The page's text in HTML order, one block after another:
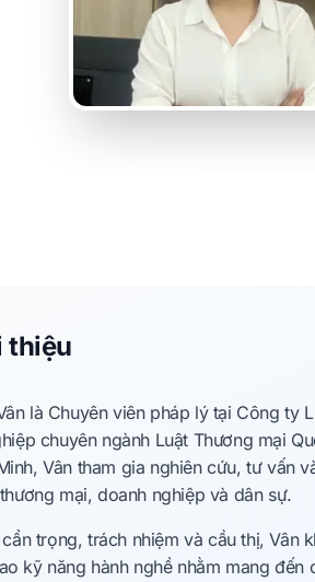
thiệu
là Chuyên viên pháp lý tại Công ty
chuyên ngành Luật Thương mại
Vân tham gia nghiên cứu, tư vấn
mại, doanh nghiệp và dân sự.
trọng, trách nhiệm và cầu thị, Vân
kỹ năng hành nghề nhằm mang